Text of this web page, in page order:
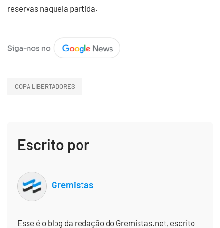
reservas naquela partida.
COPA LIBERTADORES
Escrito por
Gremistas
Esse é o blog da redação do Gremistas.net, escrito